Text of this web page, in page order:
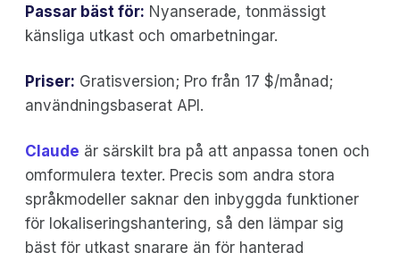
Passar bäst för: Nyanserade, tonmässigt
känsliga utkast och omarbetningar.
Priser: Gratisversion; Pro från 17 $/månad;
användningsbaserat API.
Claude är särskilt bra på att anpassa tonen och
omformulera texter. Precis som andra stora
språkmodeller saknar den inbyggda funktioner
för lokaliseringshantering, så den lämpar sig
bäst för utkast snarare än för hanterad